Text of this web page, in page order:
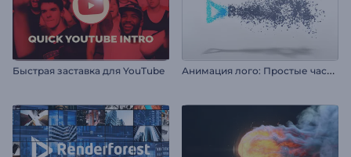
Быстрая заставка для YouTube А
нимация лого: Простые частицы